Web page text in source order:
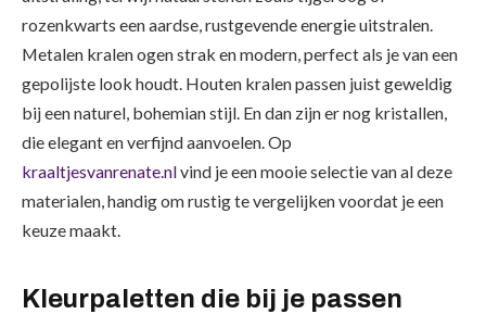
rozenkwarts een aardse, rustgevende energie uitstralen.
Metalen kralen ogen strak en modern, perfect als je van een
gepolijste look houdt. Houten kralen passen juist geweldig
bij een naturel, bohemian stijl. En dan zijn er nog kristallen,
die elegant en verfijnd aanvoelen. Op
kraaltjesvanrenate.nlvind je een mooie selectie van al deze
materialen, handig om rustig te vergelijken voordat je een
keuze maakt.
Kleurpaletten die bij je passen